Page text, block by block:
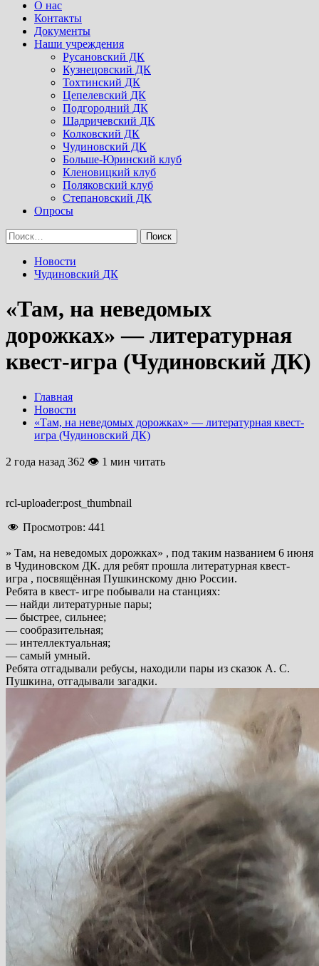
Menu
О нас
Контакты
Документы
Наши учреждения
Русановский ДК
Кузнецовский ДК
Тохтинский ДК
Цепелевский ДК
Подгородний ДК
Шадричевский ДК
Колковский ДК
Чудиновский ДК
Больше-Юринский клуб
Кленовицкий клуб
Поляковский клуб
Степановский ДК
Опросы
Найти:
Новости
Чудиновский ДК
«Там, на неведомых
дорожках» — литературная
квест-игра (Чудиновский ДК)
Главная
Новости
«Там, на неведомых дорожках» — литературная квест-
игра (Чудиновский ДК)
2 года назад 362 👁 1 мин читать
rcl-uploader:post_thumbnail
Просмотров: 441
» Там, на неведомых дорожках» , под таким названием 6 июня
в Чудиновском ДК. для ребят прошла литературная квест-
игра , посвящённая Пушкинскому дню России.
Ребята в квест- игре побывали на станциях:
— найди литературные пары;
— быстрее, сильнее;
— сообразительная;
— интеллектуальная;
— самый умный.
Ребята отгадывали ребусы, находили пары из сказок А. С.
Пушкина, отгадывали загадки.